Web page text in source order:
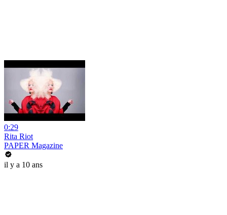
0:29
Rita Riot
PAPER Magazine
il y a 10 ans